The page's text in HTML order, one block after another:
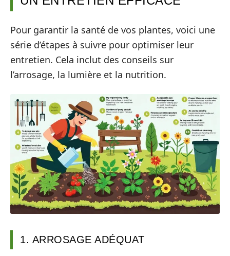
Pour garantir la santé de vos plantes, voici une
série d’étapes à suivre pour optimiser leur
entretien. Cela inclut des conseils sur
l’arrosage, la lumière et la nutrition.
1. ARROSAGE ADÉQUAT